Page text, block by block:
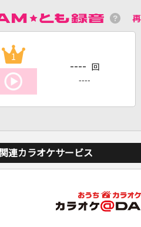
1
---- 回
----
関連カラオケサービス